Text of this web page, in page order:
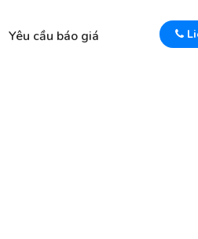
Yêu cầu báo giá